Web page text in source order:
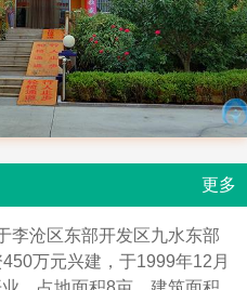
更多
李沧区东部开发区九水东部
万元兴建，于1999年12月